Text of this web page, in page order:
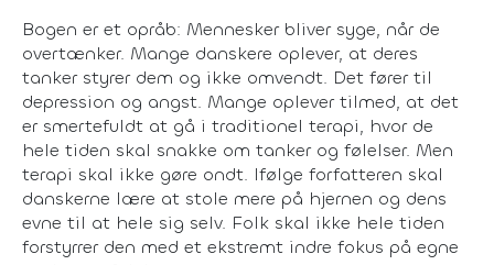
Bogen er et opråb: Mennesker bliver syge, når de
overtænker. Mange danskere oplever, at deres
tanker styrer dem og ikke omvendt. Det fører til
depression og angst. Mange oplever tilmed, at det
er smertefuldt at gå i traditionel terapi, hvor de
hele tiden skal snakke om tanker og følelser. Men
terapi skal ikke gøre ondt. Ifølge forfatteren skal
danskerne lære at stole mere på hjernen og dens
evne til at hele sig selv. Folk skal ikke hele tiden
forstyrrer den med et ekstremt indre fokus på egne